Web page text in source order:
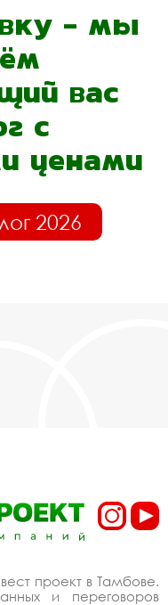
- мы
вас
с
ценами
2026
проект в Тамбове.
и переговоров